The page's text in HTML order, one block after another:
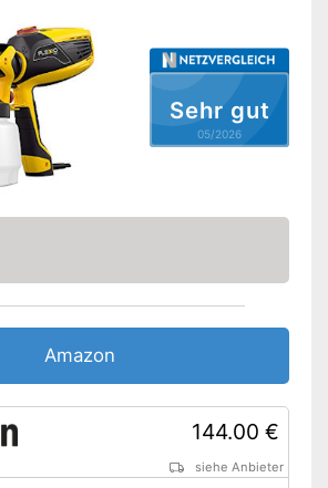
Sehr gut
05/2026
Amazon
144.00 €
siehe Anbieter